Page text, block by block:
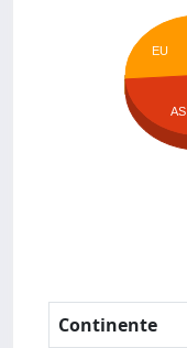
EU
AS
Continente